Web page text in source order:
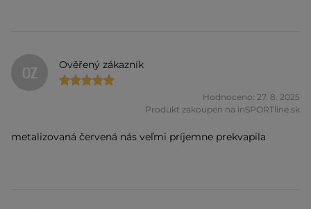
OZ Ověřený zákazník
Hodnoceno: 27. 8. 2025
Produkt zakoupen na inSPORTline.sk
metalizovaná červená nás veľmi príjemne prekvapila